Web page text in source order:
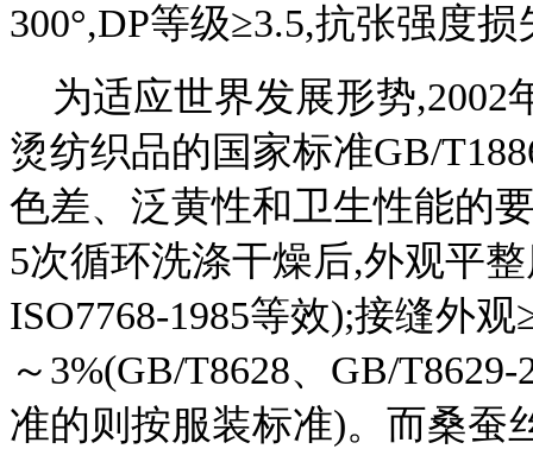
300°,DP等级≥3.5,抗张强度损
为适应世界发展形势,2002
烫纺织品的国家标准GB/
色差、泛黄性和卫生性能的
5次循环洗涤干燥后,外观平
ISO7768-1985等效);接缝外
～3%(GB/T8628、GB/
准的则按服装标准)。而桑蚕